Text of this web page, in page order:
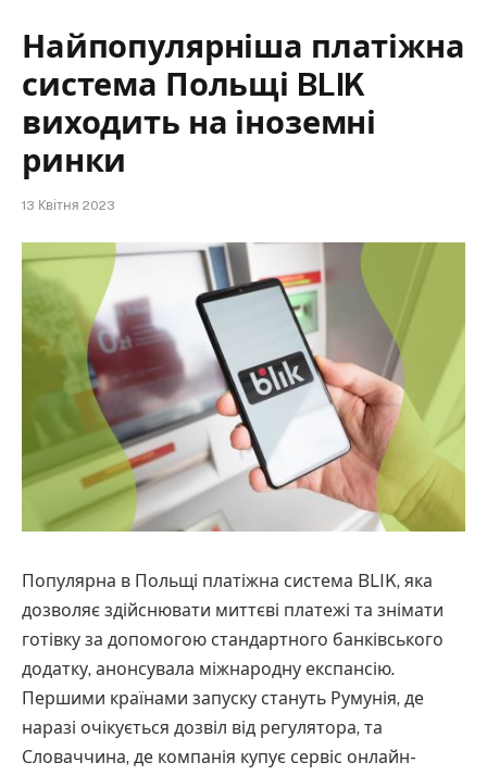
Найпопулярніша платіжна
система Польщі BLIK
виходить на іноземні
ринки
13 Квітня 2023
Популярна в Польщі платіжна система BLIK, яка
дозволяє здійснювати миттєві платежі та знімати
готівку за допомогою стандартного банківського
додатку, анонсувала міжнародну експансію.
Першими країнами запуску стануть Румунія, де
наразі очікується дозвіл від регулятора, та
Словаччина, де компанія купує сервіс онлайн-